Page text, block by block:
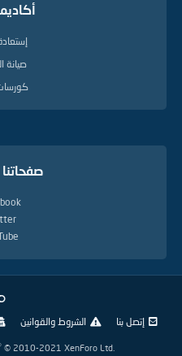
صيانة
إتصل بنا الشروط والقوانين
© 2010-2021 XenForo Ltd.